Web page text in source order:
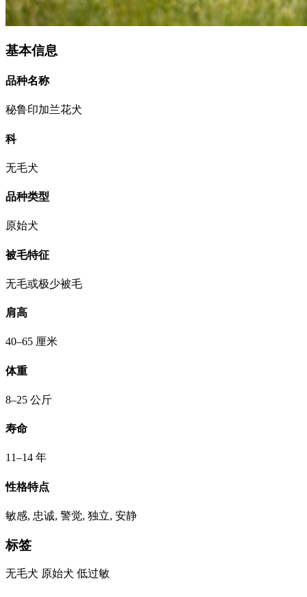
基本信息
品种名称
秘鲁印加兰花犬
科
无毛犬
品种类型
原始犬
被毛特征
无毛或极少被毛
肩高
40–65 厘米
体重
8–25 公斤
寿命
11–14 年
性格特点
敏感, 忠诚, 警觉, 独立, 安静
标签
无毛犬 原始犬 低过敏